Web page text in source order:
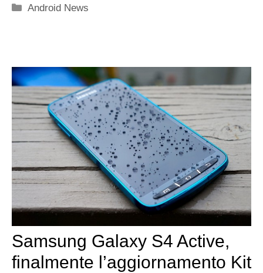
Categorie
Android News
Samsung Galaxy S4 Active,
finalmente l’aggiornamento Kit